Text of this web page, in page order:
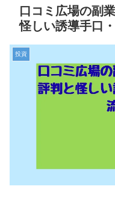
口コミ広場の副
怪しい誘導手口
投資